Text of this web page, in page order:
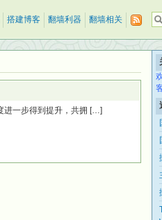
搭建博客 翻墙利器 翻墙相关
进一步得到提升，共拥 […]